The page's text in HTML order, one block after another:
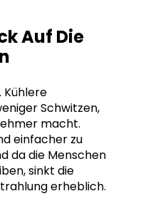
Auf Die
Kühlere
Schwitzen,
macht.
einfacher zu
da die Menschen
sinkt die
erheblich.